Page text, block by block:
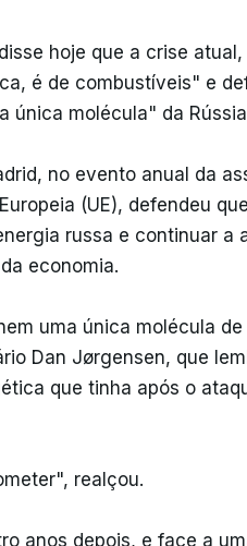
hoje que a crise
é de combustíveis" e
única molécula" da
no evento anual da
(UE), defendeu
russa e continuar a
economia.
uma única molécula
Dan Jørgensen, que
que tinha após o
realçou.
anos depois, e face a